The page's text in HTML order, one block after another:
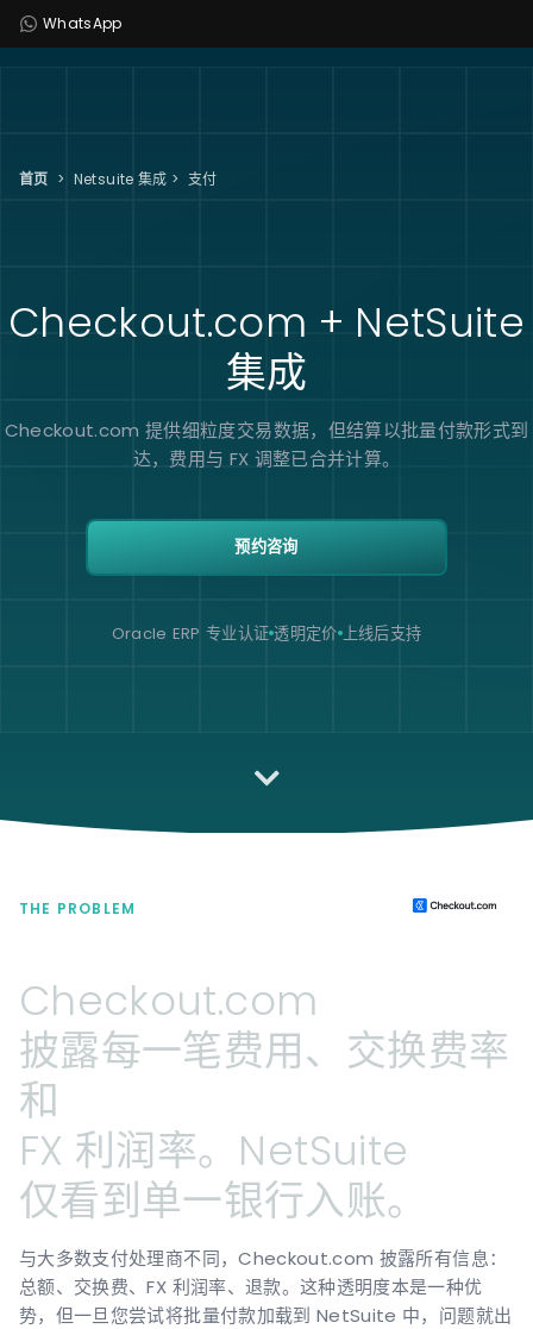
WhatsApp
首页 > Netsuite 集成 > 支付
Checkout.com + NetSuite
集成
Checkout.com 提供细粒度交易数据，但结算以批量付款形式到
达，费用与 FX 调整已合并计算。
预约咨询
Oracle ERP 专业认证 透明定价 上线后支持
THE PROBLEM
Checkout.com
披露每一笔费用、交换费率
和
FX 利润率。NetSuite
仅看到单一银行入账。
与大多数支付处理商不同，Checkout.com 披露所有信息：
总额、交换费、FX 利润率、退款。这种透明度本是一种优
势，但一旦您尝试将批量付款加载到 NetSuite 中，问题就出